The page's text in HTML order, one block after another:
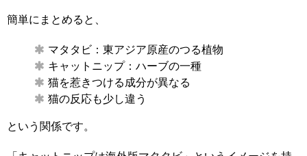
簡単にまとめると、
マタタビ：東アジア原産のつる植物
キャットニップ：ハーブの一種
猫を惹きつける成分が異なる
猫の反応も少し違う
という関係です。